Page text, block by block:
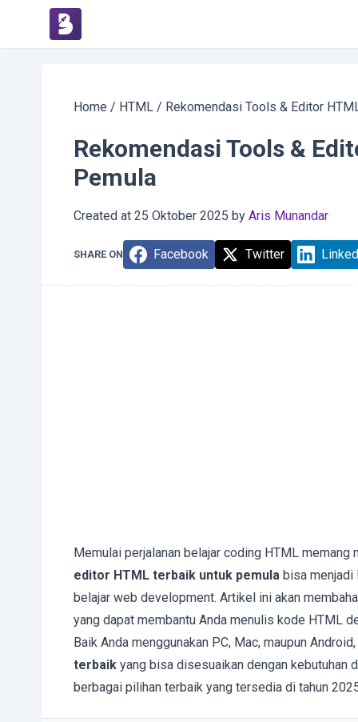
Home / HTML / Rekomendasi Tools & Editor
Rekomendasi Tools &
Pemula
Created at 25 Oktober 2025 by Aris Munandar
SHARE ON Facebook Twitter
Memulai perjalanan belajar coding HTML
editor HTML terbaik untuk pemula bisa menjadi
belajar web development. Artikel ini akan
yang dapat membantu Anda menulis kode HTML
Baik Anda menggunakan PC, Mac, maupun
terbaik yang bisa disesuaikan dengan kebutuhan
berbagai pilihan terbaik yang tersedia di tahun